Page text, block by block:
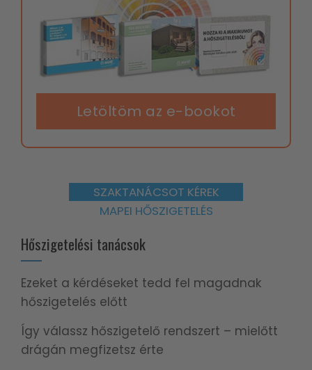
Letöltöm az e-bookot
SZAKTANÁCSOT KÉREK
MAPEI HŐSZIGETELÉS
Hőszigetelési tanácsok
Ezeket a kérdéseket tedd fel magadnak
hőszigetelés előtt
Így válassz hőszigetelő rendszert – mielőtt
drágán megfizetsz érte